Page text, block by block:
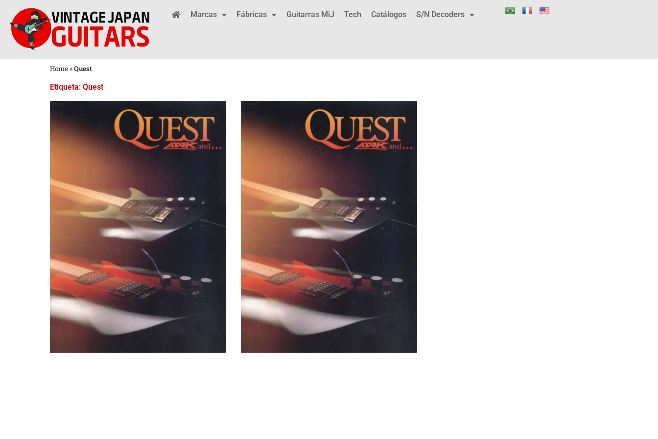
Marcas Fábricas Guitarras MiJ Tech Catálogos S/N Decoders
Home »Quest
Etiqueta: Quest